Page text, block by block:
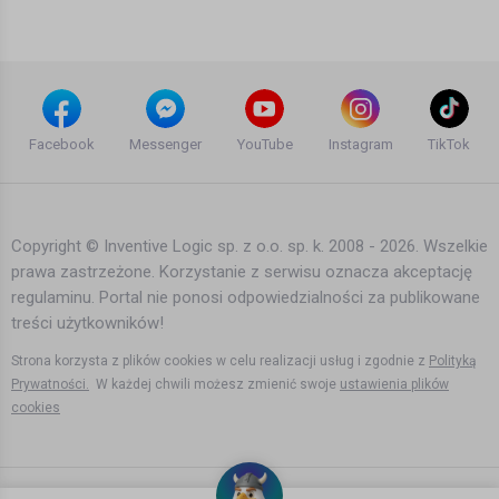
Tymczasem za kołem
podbiegunowym, Norwegia |
Tam gdzie nie prowadzi żadna droga,
Norwegia | Podróżne #63
Inne
Norwegia | Podróżne #86
Agata Dymna
Facebook Messenger YouTube Instagram TikTok
Copyright © Inventive Logic sp. z o.o. sp. k. 2008 - 2026. Wszelkie
prawa zastrzeżone. Korzystanie z serwisu oznacza akceptację
regulaminu. Portal nie ponosi odpowiedzialności za publikowane
treści użytkowników!
Strona korzysta z plików cookies w celu realizacji usług i zgodnie z Polityką
Prywatności. W każdej chwili możesz zmienić swoje ustawienia plików
cookies